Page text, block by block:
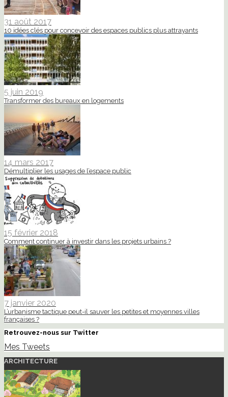
31 août 2017
10 idées clés pour concevoir des espaces publics plus attrayants
5 juin 2019
Transformer des bureaux en logements
14 mars 2017
Démultiplier les usages de l’espace public
15 février 2018
Comment continuer à investir dans les projets urbains ?
7 janvier 2020
L’urbanisme tactique peut-il sauver les petites et moyennes villes
françaises ?
Retrouvez-nous sur Twitter
Mes Tweets
ARCHITECTURE